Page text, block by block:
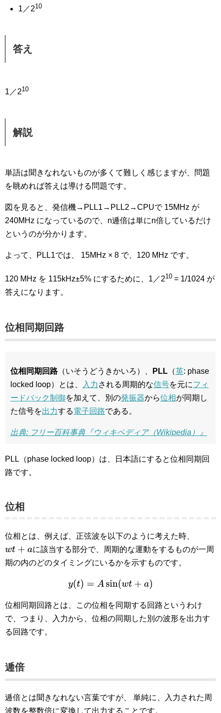
1／210
答え
1／210
解説
単語は聞きなれないものが多くて難しく感じますが、問題
を眺めれば答えは導ける問題です。
図を見ると、発信機→PLL1→PLL2→CPUで 15MHz が
240MHz になっているので、n逓倍は単にn倍しているだけ
というのが分かります。
よって、PLL1では、 15MHz × 8 で、120 MHz です。
120 MHz を 115kHz±5% にするために、1／210 = 1/1024 が
答えになります。
位相同期回路
位相同期回路 （いそうどうきかいろ）、 PLL （英: phase
locked loop）とは、
入力 される周期的な信号を元にフィ
ードバック制御を加えて、別の発振器から位相が同期し
た信号を出力する電子回路である。
出典: フリー百科事典『ウィキペディア（Wikipedia）』
PLL（phase locked loop）は、日本語にすると位相同期回
路です。
位相
位相とは、例えば、正弦波を以下のように考えた時、
wt+ a
に該当する部分で、周期的な運動をするものが一周
期の内のどのタイミングにいるかを示すものです。
y(t) =A sin(wt+a )
位相同期回路とは、この位相を同期する回路というわけ
で、つまり、入力から、位相の同期した別の波形を出力す
る回路です。
逓倍
逓倍とは聞きなれない言葉ですが、 単純に、入力された周
波数を整数倍に変換して出力することです。